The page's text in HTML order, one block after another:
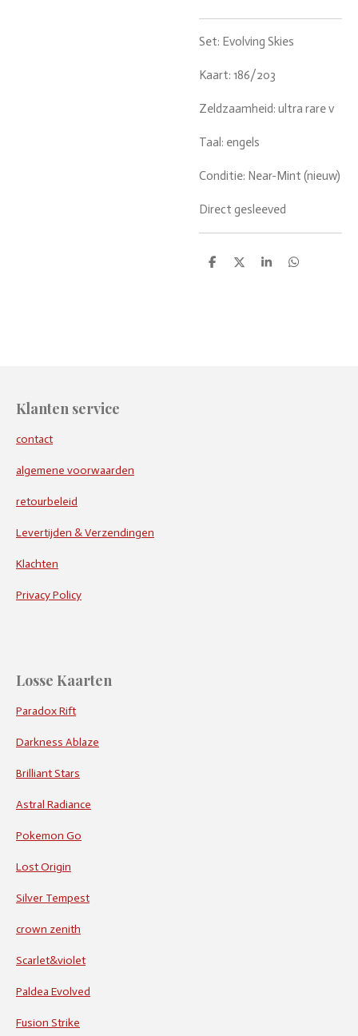
Set: Evolving Skies
Kaart: 186/203
Zeldzaamheid: ultra rare v
Taal: engels
Conditie: Near-Mint (nieuw)
Direct gesleeved
D
D
S
D
Klanten service
contact
algemene voorwaarden
retourbeleid
Levertijden & Verzendingen
Klachten
Privacy Policy
Losse Kaarten
Paradox Rift
Darkness Ablaze
Brilliant Stars
Astral Radiance
Pokemon Go
Lost Origin
Silver Tempest
crown zenith
Scarlet&violet
Paldea Evolved
Fusion Strike